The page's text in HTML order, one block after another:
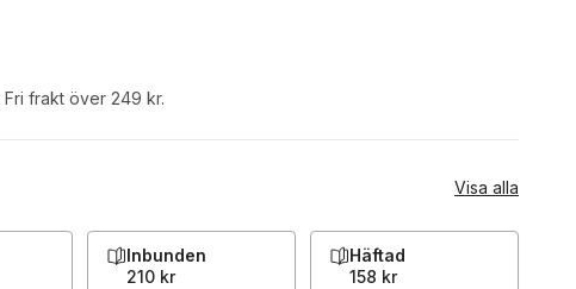
Fri frakt över 249 kr.
Visa alla
Inbunden
210 kr
Häftad
158 kr